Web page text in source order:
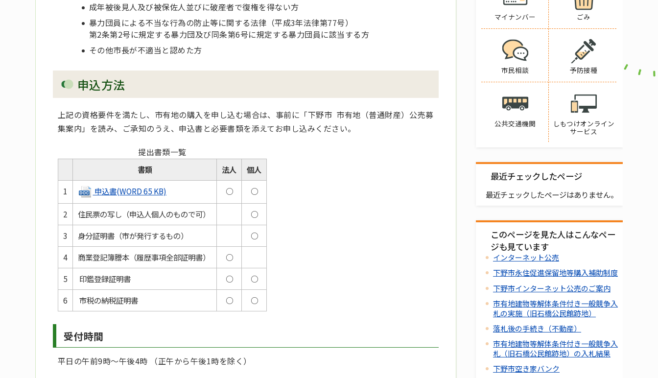
成年被後見人及び被保佐人並びに破産者で復権を得ない方
暴力団員による不当な行為の防止等に関する法律（平成3年法律第77号）
第2条第2号に規定する暴力団及び同条第6号に規定する暴力団員に該当する方
その他市長が不適当と認めた方
申込方法
上記の資格要件を満たし、市有地の購入を申し込む場合は、事前に「下野市 市有地（普通財産）公売募
集案内」を読み、ご承知のうえ、申込書と必要書類を添えてお申し込みください。
提出書類一覧
書類 法人
個人
1
申込書(WORD 65 KB) ○ ○
2 住民票の写し（申込人個人のもので可）
○
3
身分証明書（市が発行するもの）
○
4
商業登記簿謄本（履歴事項全部証明書）
○
5
印鑑登録証明書 ○
○
6
市税の納税証明書 ○ ○
受付時間
平日の午前9時～午後4時 （正午から午後1時を除く）
マイナンバー ごみ
市民相談 予防接種
公共交通機関
しもつけオンライン
サービス
最近チェックしたページ
最近チェックしたページはありません。
このページを見た人はこんなペー
ジも見ています
インターネット公売
下野市永住促進保留地等購入補助制度
下野市インターネット公売のご案内
市有地建物等解体条件付き一般競争入
札の実施（旧石橋公民館跡地）
落札後の手続き（不動産）
市有地建物等解体条件付き一般競争入
札（旧石橋公民館跡地）の入札結果
下野市空き家バンク